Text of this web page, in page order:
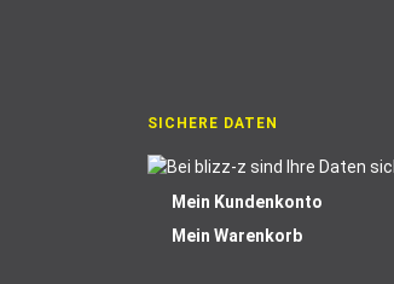
SICHERE DATEN
Mein Kundenkonto
Mein Warenkorb